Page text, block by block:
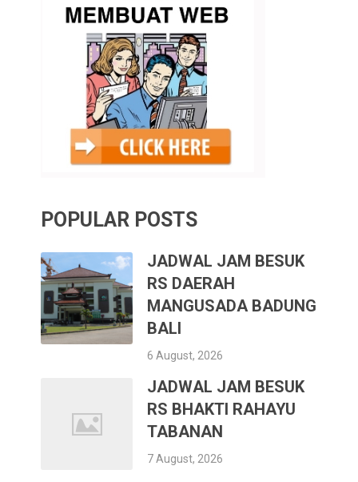
POPULAR POSTS
JADWAL JAM BESUK
RS DAERAH
MANGUSADA BADUNG
BALI
6 August, 2026
JADWAL JAM BESUK
RS BHAKTI RAHAYU
TABANAN
7 August, 2026